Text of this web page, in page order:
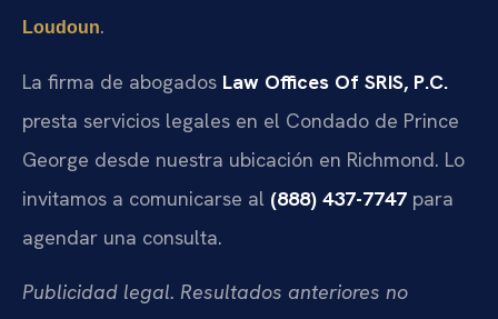
Loudoun.
La firma de abogados Law Offices Of SRIS, P.C.
presta servicios legales en el Condado de Prince
George desde nuestra ubicación en Richmond. Lo
invitamos a comunicarse al (888) 437-7747 para
agendar una consulta.
Publicidad legal. Resultados anteriores no